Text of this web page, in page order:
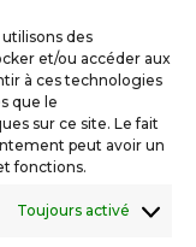
des
et/ou accéder aux
à ces technologies
que le
sur ce site. Le fait
peut avoir un
fonctions.
Toujours activé